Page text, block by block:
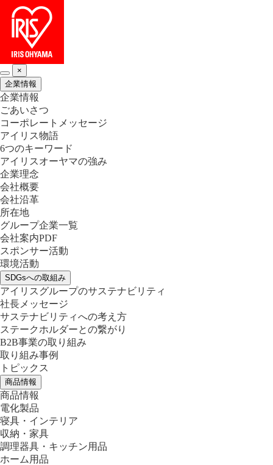
×
企業情報
企業情報
ごあいさつ
コーポレートメッセージ
アイリス物語
6つのキーワード
アイリスオーヤマの強み
企業理念
会社概要
会社沿革
所在地
グループ企業一覧
会社案内PDF
スポンサー活動
環境活動
SDGsへの取組み
アイリスグループのサステナビリティ
社長メッセージ
サステナビリティへの考え方
ステークホルダーとの繋がり
B2B事業の取り組み
取り組み事例
トピックス
商品情報
商品情報
電化製品
寝具・インテリア
収納・家具
調理器具・キッチン用品
ホーム用品